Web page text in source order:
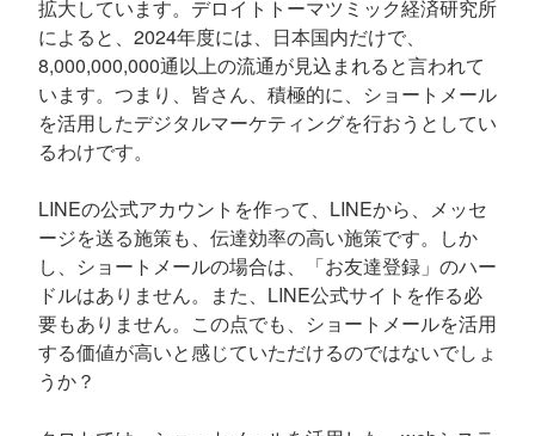
拡大しています。デロイトトーマツミック経済研究所
によると、2024年度には、日本国内だけで、
8,000,000,000通以上の流通が見込まれると言われて
います。つまり、皆さん、積極的に、ショートメール
を活用したデジタルマーケティングを行おうとしてい
るわけです。
LINEの公式アカウントを作って、LINEから、メッセ
ージを送る施策も、伝達効率の高い施策です。しか
し、ショートメールの場合は、「お友達登録」のハー
ドルはありません。また、LINE公式サイトを作る必
要もありません。この点でも、ショートメールを活用
する価値が高いと感じていただけるのではないでしょ
うか？